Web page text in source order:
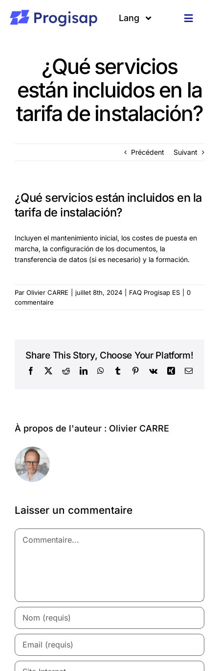
contenu
Toggle
A propos
Lang
¿Qué servicios
están incluidos en la
tarifa de instalación?
Précédent Suivant
¿Qué servicios están incluidos en la
tarifa de instalación?
Incluyen el mantenimiento inicial, los costes de puesta en
marcha, la configuración de los documentos, la
transferencia de datos (si es necesario) y la formación.
Par Olivier CARRE juillet 8th, 2024 FAQ Progisap ES
0
commentaire
Share This Story, Choose Your Platform!
Facebook
X RedditLinkedInWhatsApp
TumblrPinterest
Vk Xing Courriel
À propos de l'auteur : Olivier CARRE
Laisser un commentaire
Commentaire